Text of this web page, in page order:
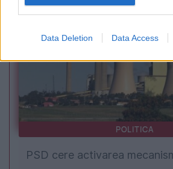
Data Deletion Data Access
POLITICA
PSD cere activarea